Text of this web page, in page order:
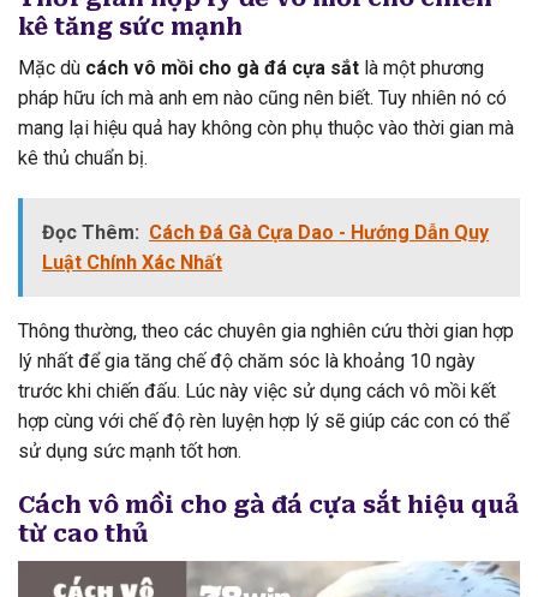
kê tăng sức mạnh
Mặc dù cách vô mồi cho gà đá cựa sắt là một phương
pháp hữu ích mà anh em nào cũng nên biết. Tuy nhiên nó có
mang lại hiệu quả hay không còn phụ thuộc vào thời gian mà
kê thủ chuẩn bị.
Đọc Thêm: Cách Đá Gà Cựa Dao - Hướng Dẫn Quy
Luật Chính Xác Nhất
Thông thường, theo các chuyên gia nghiên cứu thời gian hợp
lý nhất để gia tăng chế độ chăm sóc là khoảng 10 ngày
trước khi chiến đấu. Lúc này việc sử dụng cách vô mồi kết
hợp cùng với chế độ rèn luyện hợp lý sẽ giúp các con có thể
sử dụng sức mạnh tốt hơn.
Cách vô mồi cho gà đá cựa sắt hiệu quả
từ cao thủ